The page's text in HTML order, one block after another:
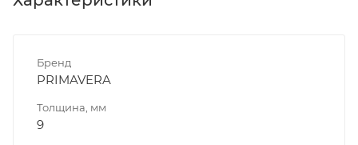
Бренд
PRIMAVERA
Толщина, мм
9